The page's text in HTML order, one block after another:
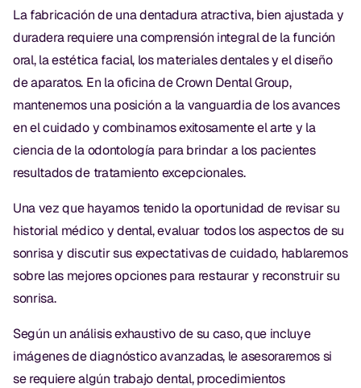
La fabricación de una dentadura atractiva, bien ajustada y
duradera requiere una comprensión integral de la función
oral, la estética facial, los materiales dentales y el diseño
de aparatos. En la oficina de Crown Dental Group,
mantenemos una posición a la vanguardia de los avances
en el cuidado y combinamos exitosamente el arte y la
ciencia de la odontología para brindar a los pacientes
resultados de tratamiento excepcionales.
Una vez que hayamos tenido la oportunidad de revisar su
historial médico y dental, evaluar todos los aspectos de su
sonrisa y discutir sus expectativas de cuidado, hablaremos
sobre las mejores opciones para restaurar y reconstruir su
sonrisa.
Según un análisis exhaustivo de su caso, que incluye
imágenes de diagnóstico avanzadas, le asesoraremos si
se requiere algún trabajo dental, procedimientos